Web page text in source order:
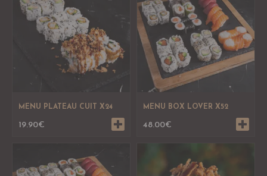
MENU PLATEAU CUIT X24
19.90€
MENU BOX LOVER X52
48.00€